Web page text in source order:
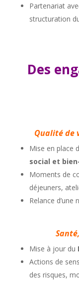
Partenariat
structuration
Des
Qualité de
Mise en place
social et
Moments de
déjeuners,
Relance
Mise à jour du
Actions de
des risques,